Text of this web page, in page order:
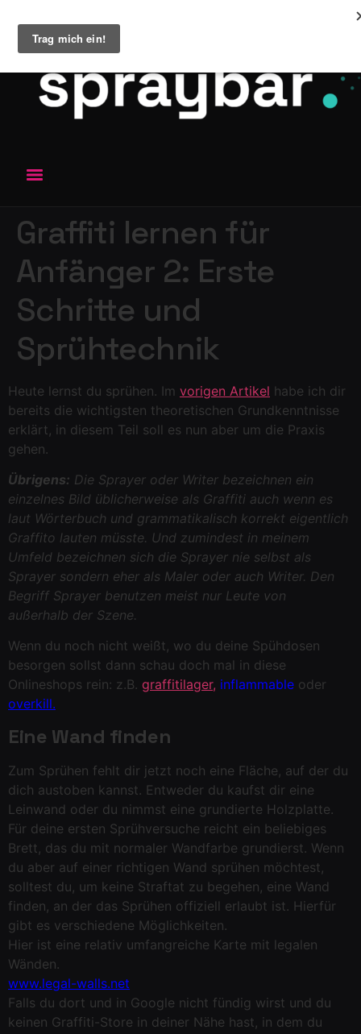
Graffiti lernen für
Anfänger 2: Erste
Schritte und
Sprühtechnik
Heute lernst du sprühen. Im vorigen Artikel habe ich dir
bereits die wichtigsten theoretischen Grundkenntnisse
erklärt, in diesem Teil soll es nun aber um die Praxis
gehen.
Übrigens: Die Sprayer oder Writer bezeichnen ein
einzelnes Bild üblicherweise als Graffiti auch wenn es
laut Wörterbuch und grammatikalisch korrekt eigentlich
Graffito lauten müsste. Und zumindest in meinem
Umfeld bezeichnen sich die Sprayer nie selbst als
Sprayer sondern eher als Maler oder auch Writer. Den
Begriff Sprayer benutzen meist nur Leute von
außerhalb der Szene.
Wenn du noch nicht weißt, wo du deine Spühdosen
besorgen sollst dann schau doch mal in diese
Onlineshops rein: z.B. graffitilager, inflammable oder
overkill.
Eine Wand finden
Zum Sprühen fehlt dir jetzt noch eine Fläche, auf der du
dich austoben kannst. Entweder du kaufst dir eine
Leinwand oder du nimmst eine grundierte Holzplatte.
Für deine ersten Sprühversuche reicht ein beliebiges
Brett, das du mit normaler Wandfarbe grundierst. Wenn
du aber auf einer richtigen Wand sprühen möchtest,
solltest du, um keine Straftat zu begehen, eine Wand
finden, an der das Sprühen offiziell erlaubt ist. Hierfür
gibt es verschiedene Möglichkeiten.
Hier ist eine relativ umfangreiche Karte mit legalen
Wänden.
www.legal-walls.net
Falls du dort und in Google nicht fündig wirst und du
keinen Graffiti-Store in deiner Nähe hast, in dem du